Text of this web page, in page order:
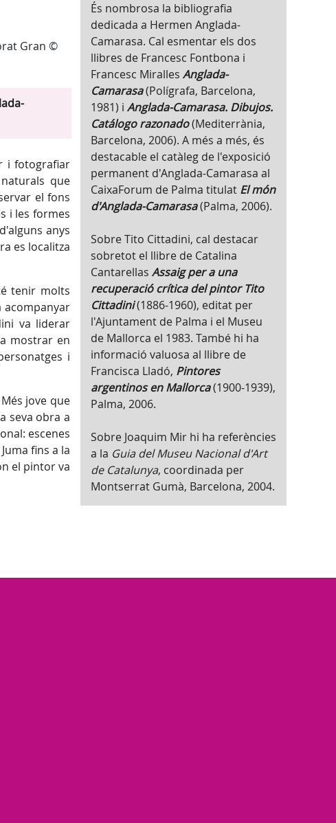
Gran ©
i fotografiar
que
el fons
i les formes
anys
es localitza
tenir molts
acompanyar
va liderar
mostrar en
i
jove que
seva obra a
escenes
fins a la
el pintor va
És nombrosa la bibliografia
dedicada a Hermen Anglada-
Camarasa. Cal esmentar els dos
llibres de Francesc Fontbona i
Francesc Miralles Anglada-
Camarasa(Polígrafa, Barcelona,
1981) i Anglada-Camarasa. Dibujos.
Catálogo razonado(Mediterrània,
Barcelona, 2006). A més a més, és
destacable el catàleg de l'exposició
permanent d'Anglada-Camarasa al
CaixaForum de Palma titulat El món
d'Anglada-Camarasa(Palma, 2006).
Sobre Tito Cittadini, cal destacar
sobretot el llibre de Catalina
Cantarellas Assaig per a una
recuperació crítica del pintor Tito
Cittadini(1886-1960), editat per
l'Ajuntament de Palma i el Museu
de Mallorca el 1983. També hi ha
informació valuosa al llibre de
Francisca Lladó, Pintores
argentinos en Mallorca(1900-1939),
Palma, 2006.
Sobre Joaquim Mir hi ha referències
a la Guia del Museu Nacional d'Art
de Catalunya, coordinada per
Montserrat Gumà, Barcelona, 2004.